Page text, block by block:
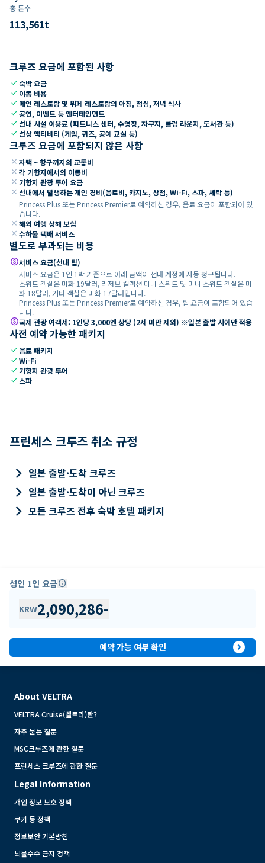
총 톤수
113,561t
크루즈 요금에 포함된 사항
check숙박 요금
check 이동 비용
check 메인 레스토랑 및 뷔페 레스토랑의 아침, 점심, 저녁 식사
check공연, 이벤트 등 엔터테인먼트
check선내 시설 이용료 (피트니스 센터, 수영장, 자쿠지, 클럽 라운지, 도서관 등)
check선상 액티비티 (게임, 퀴즈, 공예 교실 등)
크루즈 요금에 포함되지 않은 사항
close 자택 ~ 항구까지의 교통비
close 각 기항지에서의 이동비
close 기항지 관광 투어 요금
close 선내에서 발생하는 개인 경비(음료비, 카지노, 상점, Wi-Fi, 스파, 세탁 등)
Princess Plus 또는 Princess Premier로 예약하신 경우, 음료 요금이 포함되어 있
습니다.
close 해외 여행 상해 보험
close 수하물 택배 서비스
별도로 부과되는 비용
paid서비스 요금(선내 팁)
서비스 요금은 1인 1박 기준으로 아래 금액이 선내 계정에 자동 청구됩니다.
스위트 객실은 미화 19달러, 리저브 컬렉션 미니 스위트 및 미니 스위트 객실은 미
화 18달러, 기타 객실은 미화 17달러입니다.
Princess Plus 또는 Princess Premier로 예약하신 경우, 팁 요금이 포함되어 있습
니다.
paid국제 관광 여객세: 1인당 3,000엔 상당 (2세 미만 제외) ※일본 출발 시에만 적용
사전 예약 가능한 패키지
check 음료 패키지
checkWi-Fi
check 기항지 관광 투어
check 스파
프린세스 크루즈 취소 규정
keyboard_arrow_right 일본 출발·도착 크루즈
keyboard_arrow_right 일본 출발·도착이 아닌 크루즈
keyboard_arrow_right 모든 크루즈 전후 숙박 호텔 패키지
성인 1인 요금info
KRW2,090,286-
예약 가능 여부 확인 expand_circle_right
About VELTRA
VELTRA Cruise(벨트라)란?
자주 묻는 질문
MSC크루즈에 관한 질문
프린세스 크루즈에 관한 질문
Legal Information
개인 정보 보호 정책
쿠키 등 정책
정보보안 기본방침
뇌물수수 금지 정책